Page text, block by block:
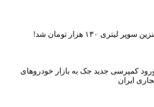
سوپر لیتری ۱۳۰ هزار تومان شد!
کمپرسی جدید جک به بازار خودروهای
ایران